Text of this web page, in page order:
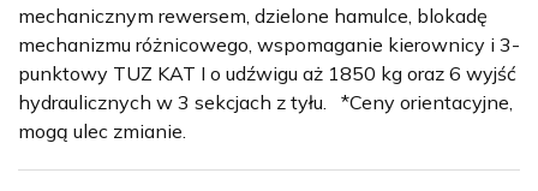
mechanicznym rewersem, dzielone hamulce, blokadę
mechanizmu różnicowego, wspomaganie kierownicy i 3-
punktowy TUZ KAT I o udźwigu aż 1850 kg oraz 6 wyjść
hydraulicznych w 3 sekcjach z tyłu. *Ceny orientacyjne,
mogą ulec zmianie.